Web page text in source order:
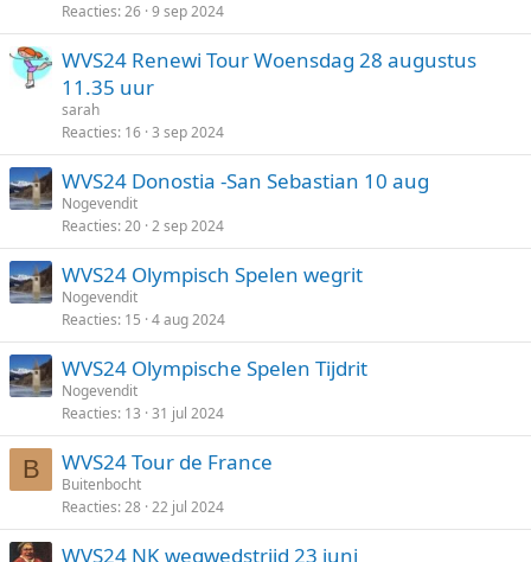
Reacties 26 9 sep 2024
WVS24 Renewi Tour Woensdag 28 augustus
11.35 uur
sarah
Reacties 16 3 sep 2024
WVS24 Donostia -San Sebastian 10 aug
Nogevendit
Reacties 20 2 sep 2024
WVS24 Olympisch Spelen wegrit
Nogevendit
Reacties 15 4 aug 2024
WVS24 Olympische Spelen Tijdrit
Nogevendit
Reacties 13 31 jul 2024
B WVS24 Tour de France
Buitenbocht
Reacties 28 22 jul 2024
WVS24 NK wegwedstrijd 23 juni